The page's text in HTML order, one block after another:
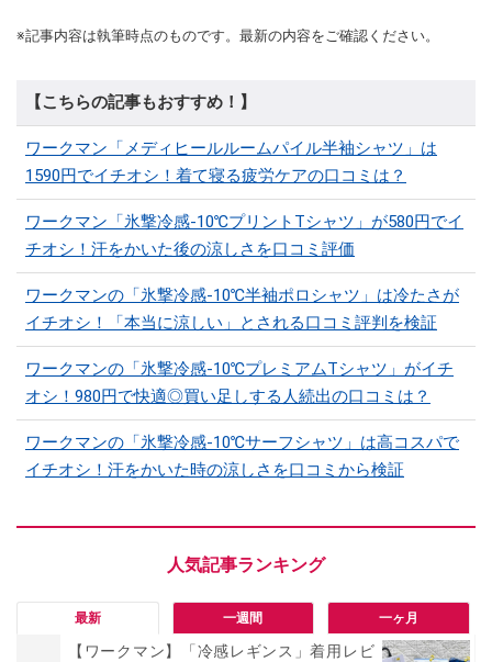
※記事内容は執筆時点のものです。最新の内容をご確認ください。
【こちらの記事もおすすめ！】
ワークマン「メディヒールルームパイル半袖シャツ」は
1590円でイチオシ！着て寝る疲労ケアの口コミは？
ワークマン「氷撃冷感-10℃プリントTシャツ」が580円でイ
チオシ！汗をかいた後の涼しさを口コミ評価
ワークマンの「氷撃冷感-10℃半袖ポロシャツ」は冷たさが
イチオシ！「本当に涼しい」とされる口コミ評判を検証
ワークマンの「氷撃冷感-10℃プレミアムTシャツ」がイチ
オシ！980円で快適◎買い足しする人続出の口コミは？
ワークマンの「氷撃冷感-10℃サーフシャツ」は高コスパで
イチオシ！汗をかいた時の涼しさを口コミから検証
最新 一週間 一ヶ月
【ワークマン】「冷感レギンス」着用レビ